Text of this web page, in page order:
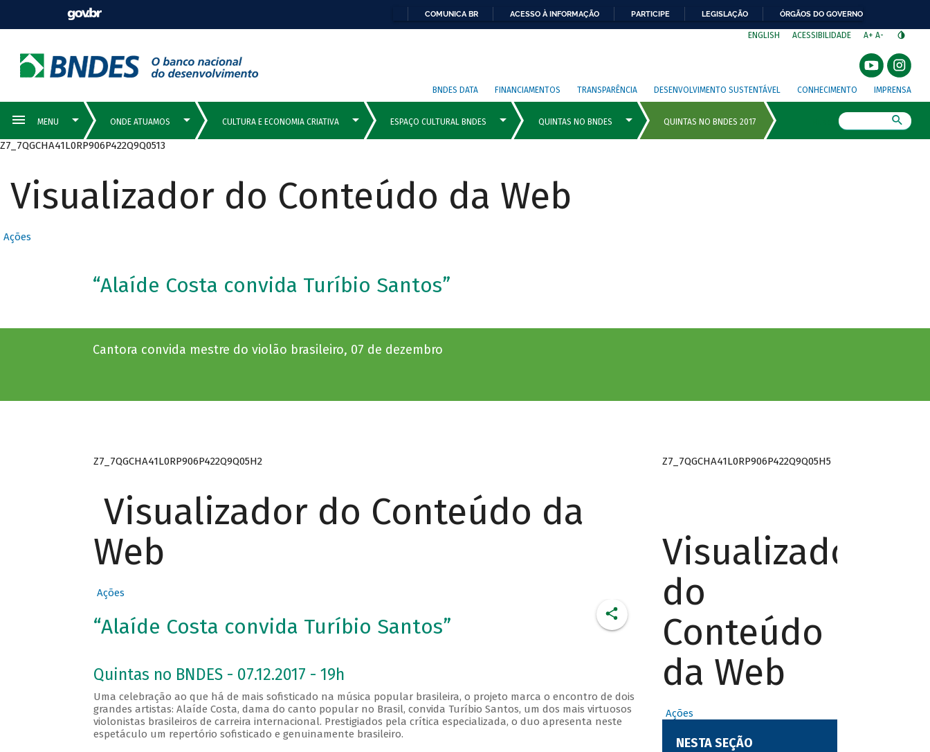
COMUNICA BR ACESSO À INFORMAÇÃO PARTICIPE LEGISLAÇÃO ÓRGÃOS DO GOVERNO
ENGLISH ACESSIBILIDADE A+ A-
BNDES DATA FINANCIAMENTOS TRANSPARÊNCIA DESENVOLVIMENTO SUSTENTÁVEL CONHECIMENTO IMPRENSA
Z7_7QGCHA41L0RP906P422Q9Q0513
Visualizador do Conteúdo da Web
Ações
“Alaíde Costa convida Turíbio Santos”
Cantora convida mestre do violão brasileiro, 07 de dezembro
Z7_7QGCHA41L0RP906P422Q9Q05H2
Visualizador do Conteúdo da
Web
Ações
“Alaíde Costa convida Turíbio Santos”
Quintas no BNDES - 07.12.2017 - 19h
Uma celebração ao que há de mais sofisticado na música popular brasileira, o projeto marca o encontro de dois
grandes artistas: Alaíde Costa, dama do canto popular no Brasil, convida Turíbio Santos, um dos mais virtuosos
violonistas brasileiros de carreira internacional. Prestigiados pela crítica especializada, o duo apresenta neste
espetáculo um repertório sofisticado e genuinamente brasileiro.
Z7_7QGCHA41L0RP906P422Q9Q05H5
Visualizador
do
Conteúdo
da Web
Ações
NESTA SEÇÃO